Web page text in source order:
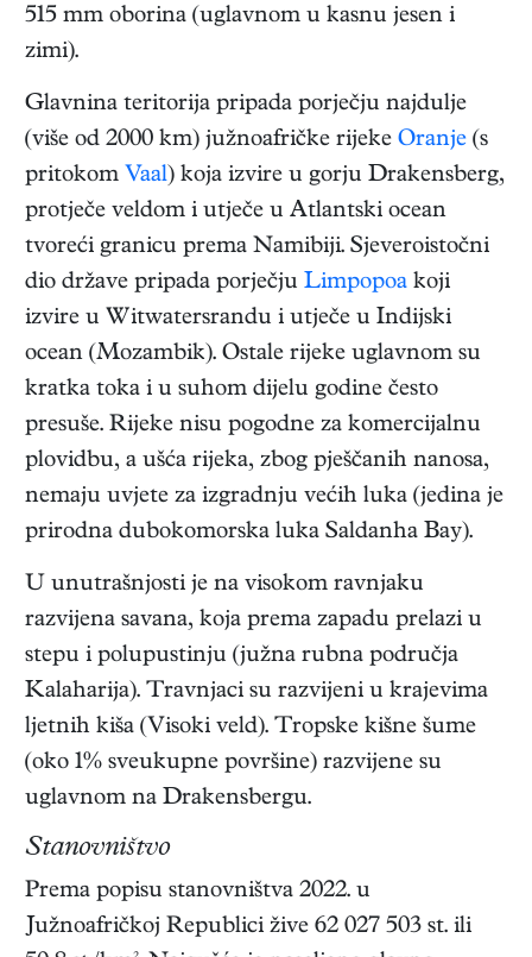
515 mm oborina (uglavnom u kasnu jesen i
zimi).
Glavnina teritorija pripada porječju najdulje
(više od 2000 km) južnoafričke rijeke Oranje (s
pritokom Vaal) koja izvire u gorju Drakensberg,
protječe veldom i utječe u Atlantski ocean
tvoreći granicu prema Namibiji. Sjeveroistočni
dio države pripada porječju Limpopoa koji
izvire u Witwatersrandu i utječe u Indijski
ocean (Mozambik). Ostale rijeke uglavnom su
kratka toka i u suhom dijelu godine često
presuše. Rijeke nisu pogodne za komercijalnu
plovidbu, a ušća rijeka, zbog pješčanih nanosa,
nemaju uvjete za izgradnju većih luka (jedina je
prirodna dubokomorska luka Saldanha Bay).
U unutrašnjosti je na visokom ravnjaku
razvijena savana, koja prema zapadu prelazi u
stepu i polupustinju (južna rubna područja
Kalaharija). Travnjaci su razvijeni u krajevima
ljetnih kiša (Visoki veld). Tropske kišne šume
(oko 1% sveukupne površine) razvijene su
uglavnom na Drakensbergu.
Stanovništvo
Prema popisu stanovništva 2022. u
Južnoafričkoj Republici žive 62 027 503 st. ili